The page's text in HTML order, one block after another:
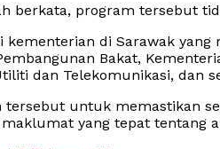
berkata, program tersebut
kementerian di Sarawak
Bakat,
dan Telekomunikasi, dan
untuk memastikan
yang tepat tentang